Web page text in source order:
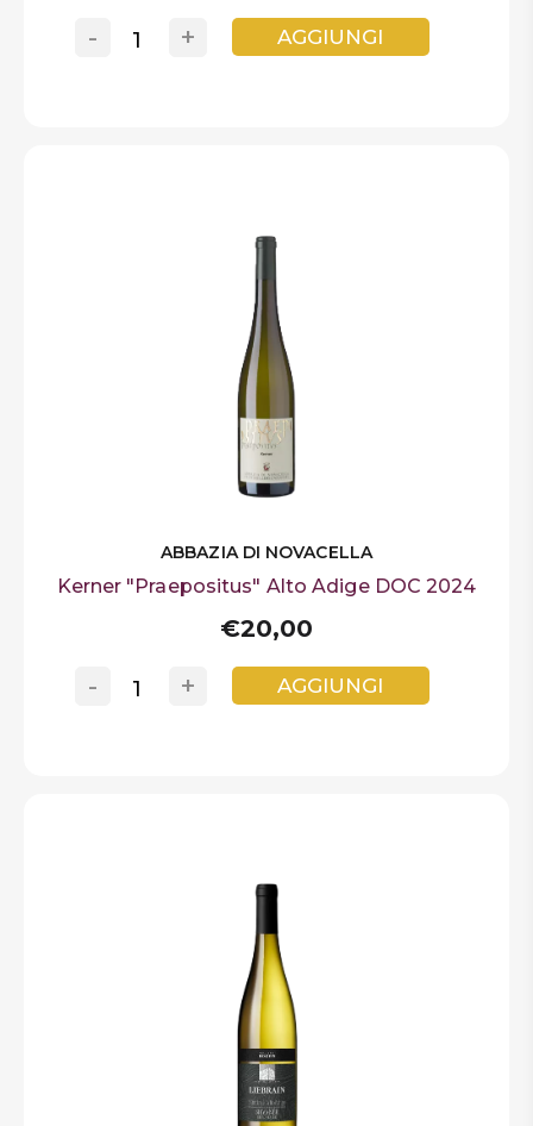
+
- AGGIUNGI
ABBAZIA DI NOVACELLA
Kerner "Praepositus" Alto Adige DOC 2024
€20,00
+
- AGGIUNGI